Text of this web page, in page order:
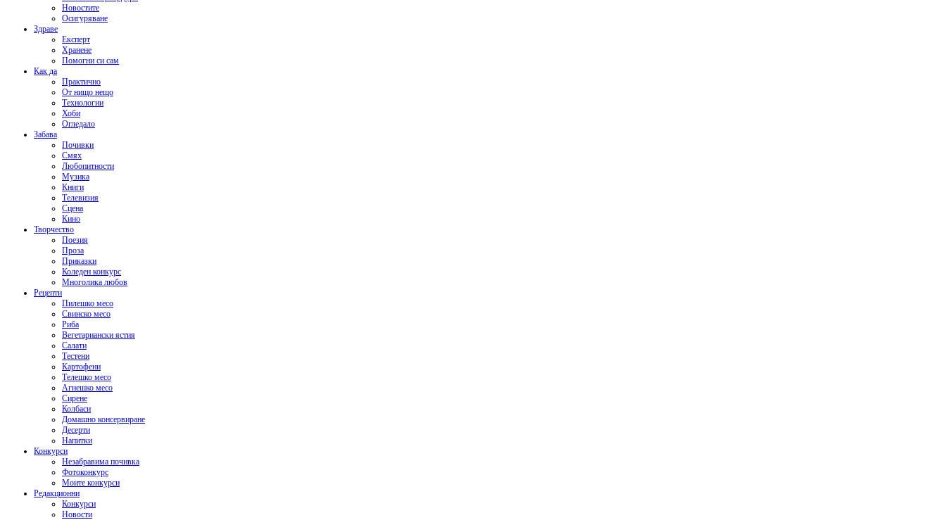
Новостите
Осигуряване
Здраве
Експерт
Хранене
Помогни си сам
Как да
Практично
От нищо нещо
Технологии
Хоби
Огледало
Забава
Почивки
Смях
Любопитности
Музика
Книги
Телевизия
Сцена
Кино
Творчество
Поезия
Проза
Приказки
Коледен конкурс
Многолика любов
Рецепти
Пилешко месо
Свинско месо
Риба
Вегетариански ястия
Салати
Тестени
Картофени
Телешко месо
Агнешко месо
Сирене
Колбаси
Домашно консервиране
Десерти
Напитки
Конкурси
Незабравима почивка
Фотоконкурс
Моите конкурси
Редакционни
Конкурси
Новости